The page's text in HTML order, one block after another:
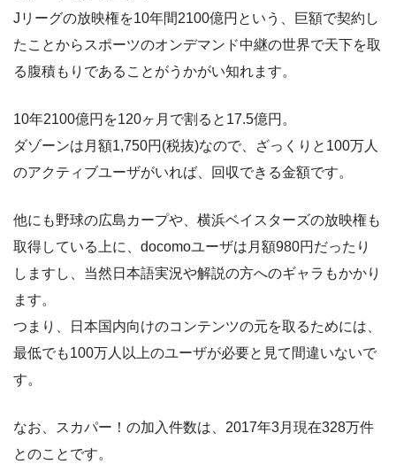
Jリーグの放映権を10年間2100億円という、巨額で契約し
たことからスポーツのオンデマンド中継の世界で天下を取
る腹積もりであることがうかがい知れます。
10年2100億円を120ヶ月で割ると17.5億円。
ダゾーンは月額1,750円(税抜)なので、ざっくりと100万人
のアクティブユーザがいれば、回収できる金額です。
他にも野球の広島カープや、横浜ベイスターズの放映権も
取得している上に、docomoユーザは月額980円だったり
しますし、当然日本語実況や解説の方へのギャラもかかり
ます。
つまり、日本国内向けのコンテンツの元を取るためには、
最低でも100万人以上のユーザが必要と見て間違いないで
す。
なお、スカパー！の加入件数は、2017年3月現在328万件
とのことです。